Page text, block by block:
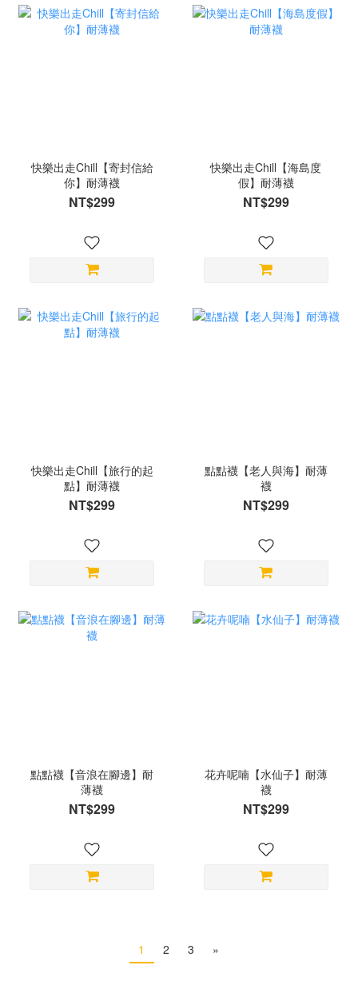
快樂出走Chill【寄封信給
你】耐薄襪
NT$299
快樂出走Chill【海島度
假】耐薄襪
NT$299
快樂出走Chill【旅行的起
點】耐薄襪
NT$299
點點襪【老人與海】耐薄
襪
NT$299
點點襪【音浪在腳邊】耐
薄襪
NT$299
花卉呢喃【水仙子】耐薄
襪
NT$299
1 2 3 »